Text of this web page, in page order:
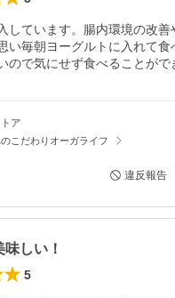
しています。腸内環境の改善
い毎朝ヨーグルトに入れて食
ア
こだわりオーガライフ
違反報告
しい！
5